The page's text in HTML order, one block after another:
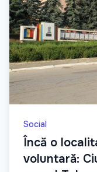
Social
Încă o
voluntară: